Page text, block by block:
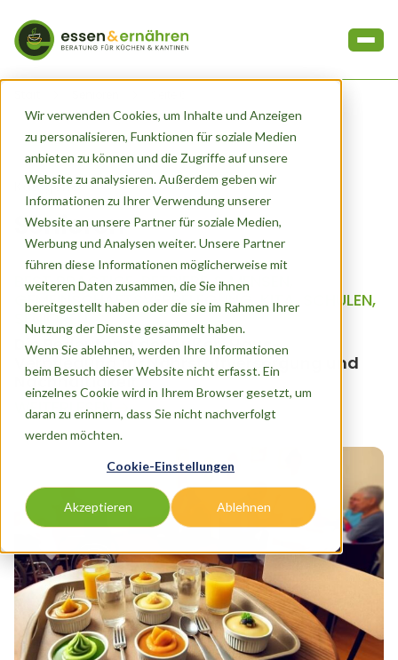
Wir verwenden Cookies, um Inhalte und Anzeigen
zu personalisieren, Funktionen für soziale Medien
anbieten zu können und die Zugriffe auf unsere
Website zu analysieren. Außerdem geben wir
Informationen zu Ihrer Verwendung unserer
Website an unsere Partner für soziale Medien,
Werbung und Analysen weiter. Unsere Partner
führen diese Informationen möglicherweise mit
weiteren Daten zusammen, die Sie ihnen
bereitgestellt haben oder die sie im Rahmen Ihrer
Nutzung der Dienste gesammelt haben.
Wenn Sie ablehnen, werden Ihre Informationen
beim Besuch dieser Website nicht erfasst. Ein
einzelnes Cookie wird in Ihrem Browser gesetzt, um
daran zu erinnern, dass Sie nicht nachverfolgt
werden möchten.
Cookie-Einstellungen
Akzeptieren Ablehnen
Kategorie
Senioren
BEST PRACTICE,BETRIEBE & MENSEN
GEMEINSCHAFTSVERPFLEGUNG,KITA, SCHULEN,
SENIOREN
Die Bedeutung der Außer-Haus-
Verpflegung für Nährstoffversorgung und
Nachhaltigkeit
WEITERLESEN